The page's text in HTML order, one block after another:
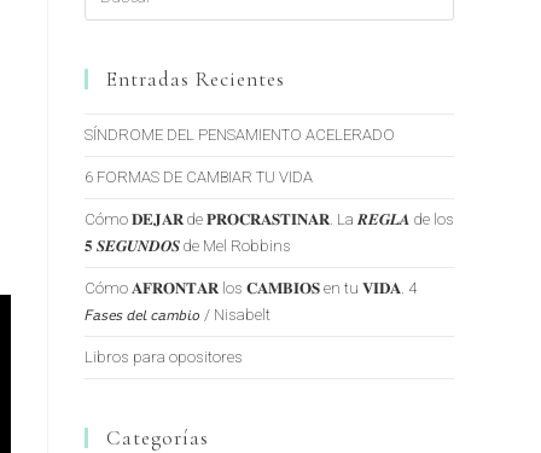
Entradas Recientes
SÍNDROME DEL PENSAMIENTO ACELERADO
6 FORMAS DE CAMBIAR TU VIDA
Cómo 𝐃𝐄𝐉𝐀𝐑 de 𝐏𝐑𝐎𝐂𝐑𝐀𝐒𝐓𝐈𝐍𝐀𝐑. La 𝑹𝑬𝑮𝑳𝑨 de los
𝟓 𝑺𝑬𝑮𝑼𝑵𝑫𝑶𝑺 de Mel Robbins
Cómo 𝐀𝐅𝐑𝐎𝐍𝐓𝐀𝐑 los 𝐂𝐀𝐌𝐁𝐈𝐎𝐒 en tu 𝐕𝐈𝐃𝐀. 4
𝘍𝘢𝘴𝘦𝘴 𝘥𝘦𝘭 𝘤𝘢𝘮𝘣𝘪𝘰 / Nisabelt
Libros para opositores
Categorías